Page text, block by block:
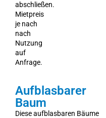
abschließen.
Mietpreis
je nach
nach
Nutzung
auf
Anfrage.
Aufblasbarer
Baum
Diese aufblasbaren Bäume